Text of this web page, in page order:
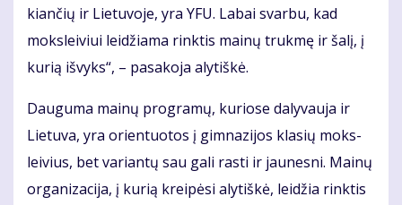
kian­čių ir Lie­tu­vo­je, yra YFU. La­bai svar­bu, kad
moks­lei­viui lei­džia­ma rink­tis mai­nų truk­mę ir ša­lį, į
ku­rią iš­vyks“, – pa­sa­ko­ja aly­tiš­kė.
Dau­gu­ma mai­nų pro­gra­mų, ku­rio­se da­ly­vau­ja ir
Lie­tu­va, yra orien­tuo­tos į gim­na­zi­jos kla­sių moks­
lei­vius, bet va­rian­tų sau ga­li ras­ti ir jau­nes­ni. Mai­nų
or­ga­ni­za­ci­ja, į ku­rią krei­pė­si aly­tiš­kė, lei­džia rink­tis